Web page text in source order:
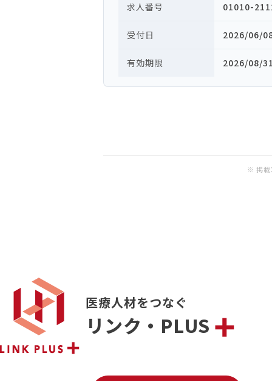
求人番号 01010-
受付日 2026/06/
有効期限 2026/08/
※ 掲載
医療人材をつなぐ
リンク・PLUS